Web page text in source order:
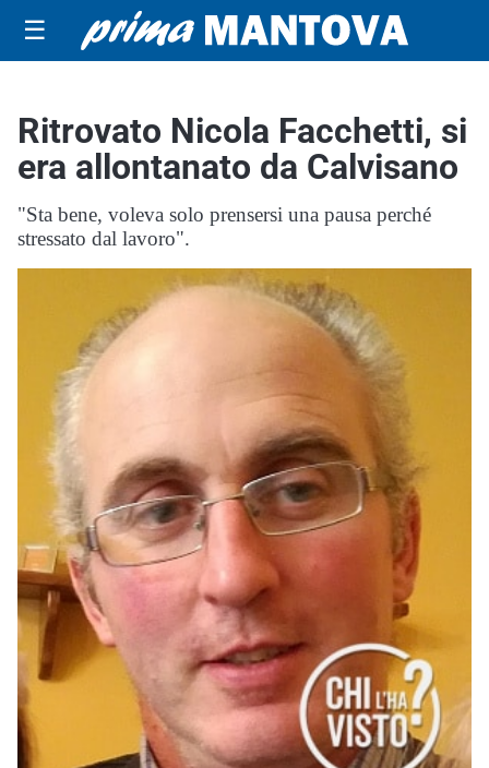
☰
Ritrovato Nicola Facchetti, si
era allontanato da Calvisano
"Sta bene, voleva solo prensersi una pausa perché
stressato dal lavoro".